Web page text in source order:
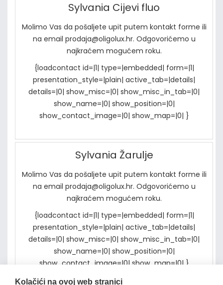
Sylvania Cijevi fluo
Molimo Vas da pošaljete upit putem kontakt forme ili
na email prodaja@oligolux.hr. Odgovorićemo u
najkraćem mogućem roku.
{loadcontact id=|1| type=|embedded| form=|1|
presentation_style=|plain| active_tab=|details|
details=|0| show_misc=|0| show_misc_in_tab=|0|
show_name=|0| show_position=|0|
show_contact_image=|0| show_map=|0| }
Sylvania Žarulje
Molimo Vas da pošaljete upit putem kontakt forme ili
na email prodaja@oligolux.hr. Odgovorićemo u
najkraćem mogućem roku.
{loadcontact id=|1| type=|embedded| form=|1|
presentation_style=|plain| active_tab=|details|
details=|0| show_misc=|0| show_misc_in_tab=|0|
show_name=|0| show_position=|0|
show_contact_image=|0| show_map=|0| }
Kolačići na ovoj web stranici